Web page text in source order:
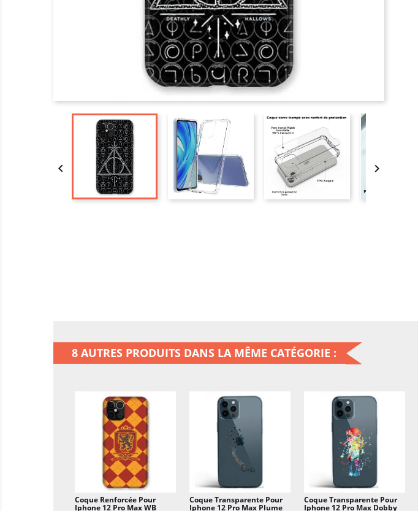
 
8 AUTRES PRODUITS DANS LA MÊME CATÉGORIE :
Coque Renforcée Pour
Iphone 12 Pro Max WB
Coque Transparente Pour
Iphone 12 Pro Max Plume
Coque Transparente Pour
Iphone 12 Pro Max Dobby